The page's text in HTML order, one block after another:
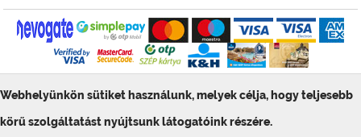
Webhelyünkön sütiket használunk, melyek célja, hogy teljesebb
körű szolgáltatást nyújtsunk látogatóink részére.
© ToolSiTE Kft. 2026. Minden jog fenntartva!
ToolSiTE Éttermi webáruház